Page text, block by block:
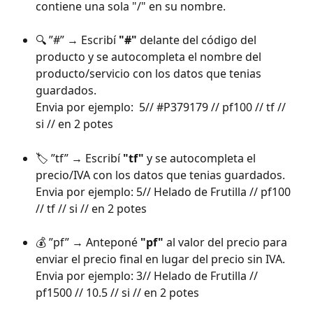
contiene una sola "/" en su nombre.
🔍 ”#” → Escribí "#" delante del código del
producto y se autocompleta el nombre del
producto/servicio con los datos que tenias
guardados.
Envia por ejemplo:  5// #P379179 // pf100 // tf //
si // en 2 potes
🏷️ ”tf” → Escribí "tf" y se autocompleta el
precio/IVA con los datos que tenias guardados.
Envia por ejemplo: 5// Helado de Frutilla // pf100
// tf // si // en 2 potes
💰 ”pf” → Anteponé "pf" al valor del precio para
enviar el precio final en lugar del precio sin IVA.
Envia por ejemplo: 3// Helado de Frutilla //
pf1500 // 10.5 // si // en 2 potes